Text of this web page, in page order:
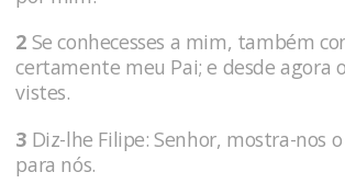
2 Se conhecesses a mim, também
certa­mente meu Pai; e desde agora
vistes.
3 Diz-lhe Filipe: Senhor, mostra-nos
para nós.